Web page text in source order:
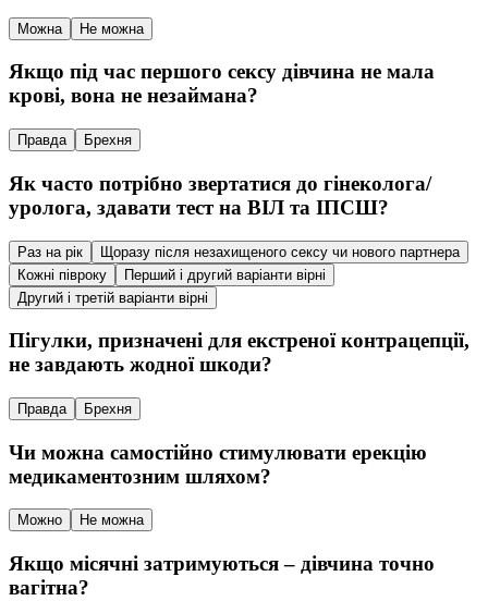
Можна Не можна
Якщо під час першого сексу дівчина не мала
крові, вона не незаймана?
Правда Брехня
Як часто потрібно звертатися до гінеколога/
уролога, здавати тест на ВІЛ та ІПСШ?
Раз на рік
Щоразу після незахищеного сексу чи нового партнера
Кожні півроку
Перший і другий варіанти вірні
Другий і третій варіанти вірні
Пігулки, призначені для екстреної контрацепції,
не завдають жодної шкоди?
Правда Брехня
Чи можна самостійно стимулювати ерекцію
медикаментозним шляхом?
Можно Не можна
Якщо місячні затримуються – дівчина точно
вагітна?